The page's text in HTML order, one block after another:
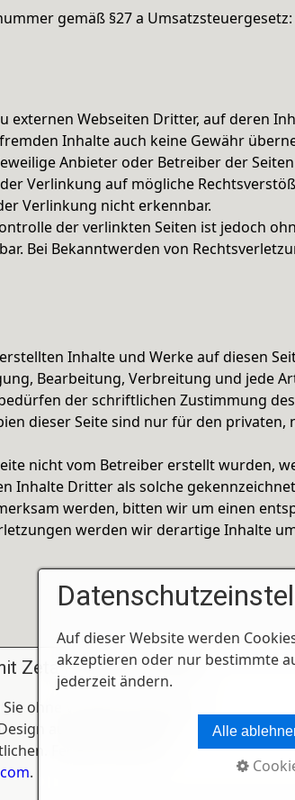
gemäß §27 a Umsatzsteuergesetz:
externen Webseiten Dritter, auf deren
Inhalte auch keine Gewähr
Anbieter oder Betreiber der
Verlinkung auf mögliche
Verlinkung nicht erkennbar.
der verlinkten Seiten ist jedoch
Bei Bekanntwerden von
Inhalte und Werke auf diesen
Bearbeitung, Verbreitung und jede
der schriftlichen Zustimmung
dieser Seite sind nur für den
nicht vom Betreiber erstellt wurden,
Inhalte Dritter als solche
werden, bitten wir um einen
werden wir derartige Inhalte
Zeta Producer erstellt
ohne Vorkenntnisse eine
auswählen, Inhalte
Fertig. Kostenlos
.
Auf dieser Website werden
akzeptieren oder nur bestimmte
jederzeit ändern.
Alle